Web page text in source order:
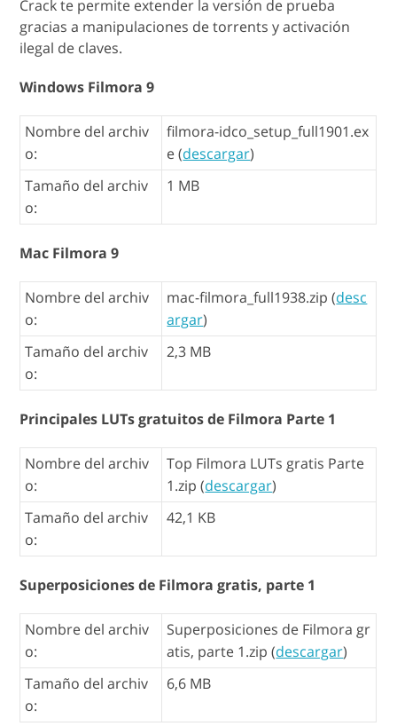
Crack te permite extender la versión de prueba
gracias a manipulaciones de torrents y activación
ilegal de claves.
Windows Filmora 9
Nombre del archiv
o:
filmora-idco_setup_full1901.ex
e (descargar)
Tamaño del archiv
o:
1 MB
Mac Filmora 9
Nombre del archiv
o:
mac-filmora_full1938.zip (desc
argar)
Tamaño del archiv
o:
2,3 MB
Principales LUTs gratuitos de Filmora Parte 1
Nombre del archiv
o:
Top Filmora LUTs gratis Parte
1.zip (descargar)
Tamaño del archiv
o:
42,1 KB
Superposiciones de Filmora gratis, parte 1
Nombre del archiv
o:
Superposiciones de Filmora gr
atis, parte 1.zip (descargar)
Tamaño del archiv
o:
6,6 MB